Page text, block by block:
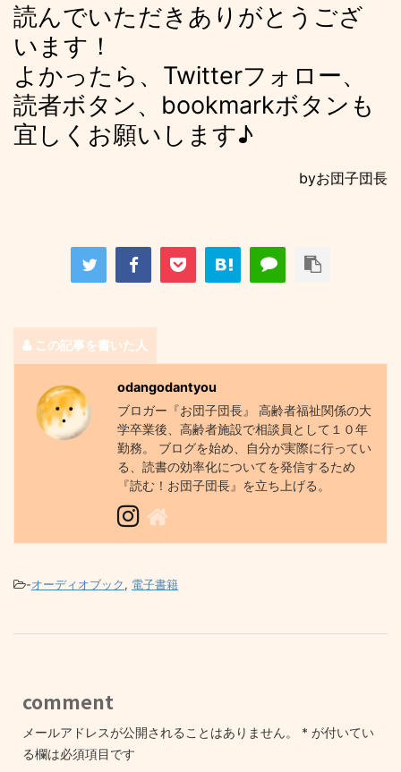
読んでいただきありがとうござ
います！
よかったら、Twitterフォロー、
読者ボタン、bookmarkボタンも
宜しくお願いします♪
byお団子団長
この記事を書いた人
odangodantyou
ブロガー『お団子団長』 高齢者福祉関係の大
学卒業後、高齢者施設で相談員として１０年
勤務。 ブログを始め、自分が実際に行ってい
る、読書の効率化についてを発信するため
『読む！お団子団長』を立ち上げる。
-オーディオブック, 電子書籍
comment
メールアドレスが公開されることはありません。 * が付いてい
る欄は必須項目です